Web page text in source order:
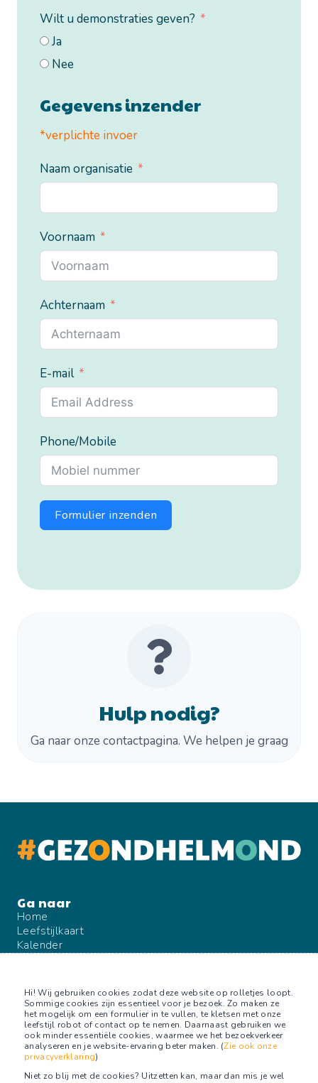
Hi! Wij gebruiken cookies zodat deze website op rolletjes loopt.
Sommige cookies zijn essentieel voor je bezoek. Zo maken ze
het mogelijk om een formulier in te vullen, te kletsen met onze
leefstijl robot of contact op te nemen. Daarnaast gebruiken we
ook minder essentiële cookies, waarmee we het bezoekverkeer
analyseren en je website-ervaring beter maken. (Zie ook onze
privacyverklaring)
Niet zo blij met de cookies? Uitzetten kan, maar dan mis je wel
Wilt u demonstraties geven?
Ja
Nee
Gegevens inzender
*verplichte invoer
Naam organisatie
Voornaam
Achternaam
E-mail
Phone/Mobile
Formulier inzenden
Hulp nodig?
Ga naar onze contactpagina. We helpen je graag
Home
Leefstijlkaart
Kalender
Contact
Volg ons op